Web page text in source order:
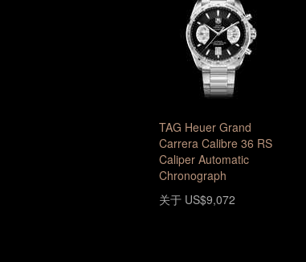
TAG Heuer Grand
Carrera Calibre 36 RS
Caliper Automatic
Chronograph
关于 US$9,072